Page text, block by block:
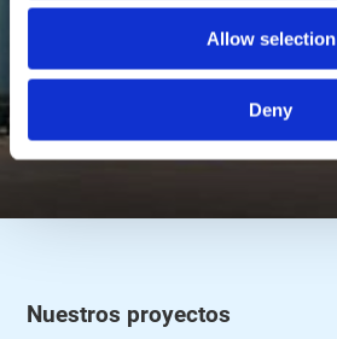
Allow selection
Deny
Nuestros proyectos